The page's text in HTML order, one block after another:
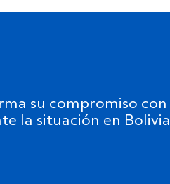
su compromiso con
la situación en Bolivia